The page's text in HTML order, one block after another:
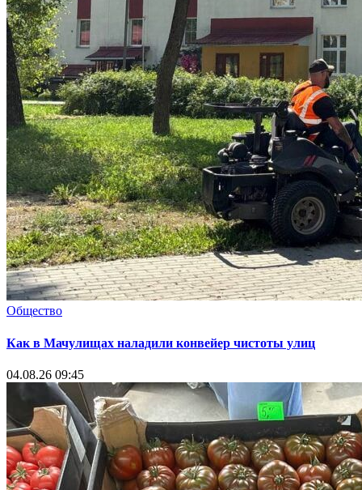
Общество
Как в Мачулищах наладили конвейер чистоты улиц
04.08.26 09:45